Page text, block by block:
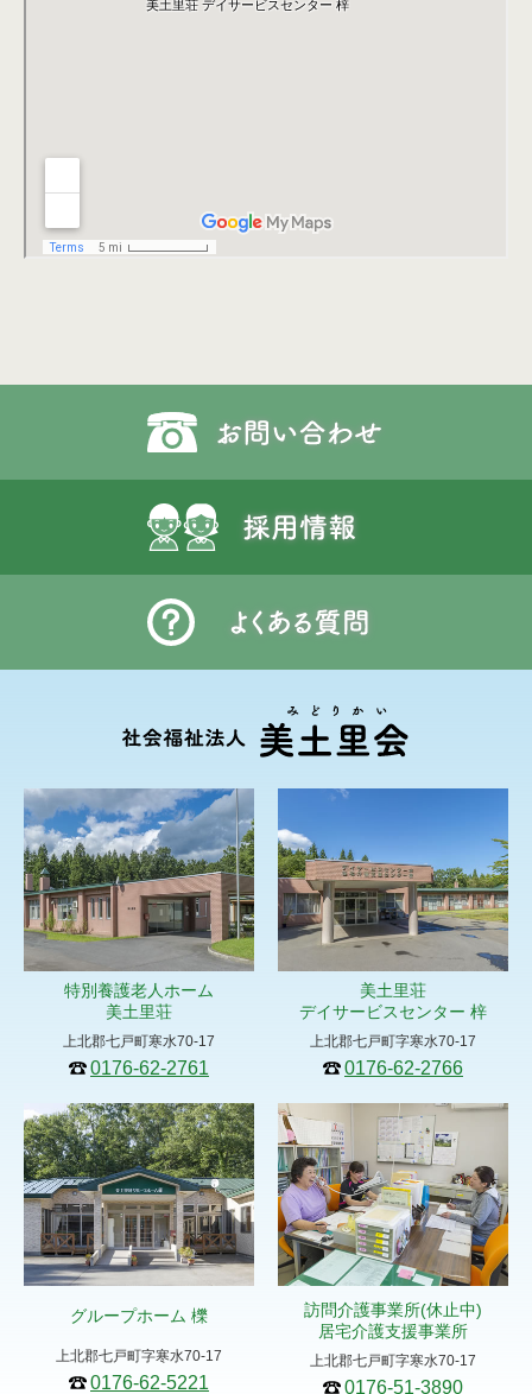
特別養護老人ホーム
美土里荘
上北郡七戸町寒水70-17
0176-62-2761
美土里荘
デイサービスセンター 梓
上北郡七戸町字寒水70-17
0176-62-2766
グループホーム 櫟
上北郡七戸町字寒水70-17
0176-62-5221
訪問介護事業所(休止中)
居宅介護支援事業所
上北郡七戸町字寒水70-17
0176-51-3890